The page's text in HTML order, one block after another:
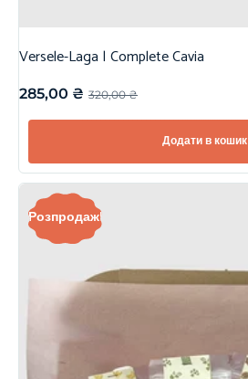
Versele-Laga | Complete Cavia
320,00₴
285,00 ₴
Додати в кошик
Розпродаж!